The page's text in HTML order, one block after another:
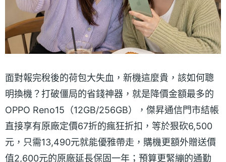
面對報完稅後的荷包大失血，新機這麼貴，該如何聰
明換機？打破僵局的省錢神器，就是降價金額最多的
OPPO Reno15（12GB/256GB），傑昇通信門市結帳
直接享有原廠定價67折的瘋狂折扣，等於狠砍6,500
元，只需13,490元就能優雅帶走，購機更額外贈送價
值2,600元的原廠延長保固一年；預算更緊繃的通勤